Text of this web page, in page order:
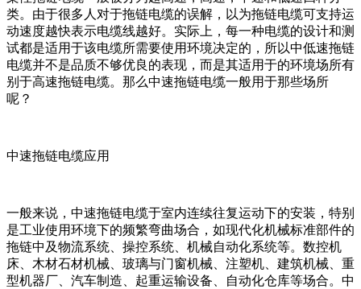
类。由于很多人对于拖链电缆的误解，以为拖链电缆可支持运
动速度越快表示电缆线越好。实际上，每一种电缆的设计和测
试都是适用于该电缆所需要使用环境决定的，所以中低速拖链
电缆并不是品质不够优良的表现，而是其适用于的环境场所有
别于高速拖链电缆。那么中速拖链电缆一般用于那些场所
呢？
中速拖链电缆应用
一般来说，中速拖链电缆于室内连续往复运动下的安装，特别
是工业使用环境下的频繁弯曲场合，如现代化机械标准部件的
拖链中及物流系统、操控系统、机械自动化系统等。数控机
床、木材石材机械、玻璃与门窗机械、注塑机、建筑机械、重
型机器厂、汽车制造、起重运输设备、自动化仓库等场合。中